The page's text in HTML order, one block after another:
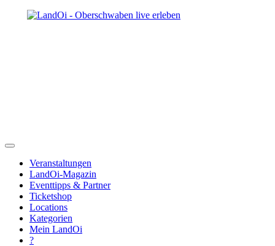
Veranstaltungen
LandOi-Magazin
Eventtipps & Partner
Ticketshop
Locations
Kategorien
Mein LandOi
?